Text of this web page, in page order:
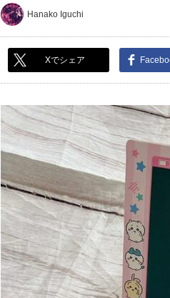
Hanako Iguchi
Xでシェア